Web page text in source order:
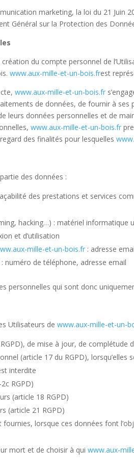
marketing, la loi du 21 Juin
Général sur la Protection des
du compte personnel de
www.aux-mille-et-un-bois.frest
www.aux-mille-et-un-bois.fr
de données, de fournir à
données personnelles et de
www.aux-mille-et-un-bois.fr
des finalités pour lesquelles
des données :
des prestations et services
hacking…) : matériel informatique
et d’utilisation
mille-et-un-bois.fr : adresse
numéro de téléphone, adresse email
personnelles qui sont donc
Utilisateurs dewww.aux-mille-et-un-
RGPD), de mise à jour, de complétude
(article 17 du RGPD), lorsqu’elles
interdite
RGPD)
(article 18 RGPD)
(article 21 RGPD)
lorsque ces données font
mort et de choisir à quiwww.aux-